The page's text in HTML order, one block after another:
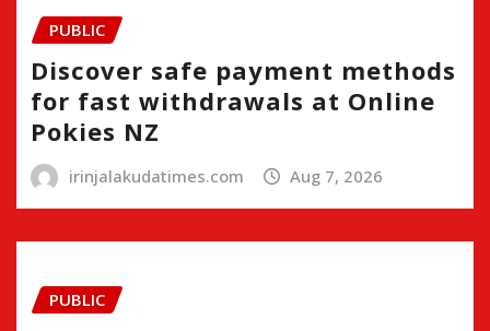
PUBLIC
Discover safe payment methods
for fast withdrawals at Online
Pokies NZ
irinjalakudatimes.com Aug 7, 2026
PUBLIC